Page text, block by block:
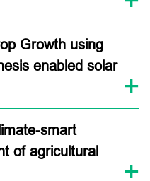
Growth using
enabled solar
smart
of agricultural